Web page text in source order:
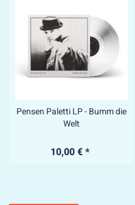
Pensen Paletti LP - Bumm die
Welt
10,00 € *